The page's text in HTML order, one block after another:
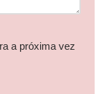
a próxima vez